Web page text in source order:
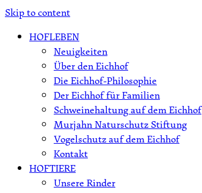
Skip to content
HOFLEBEN
Neuigkeiten
Über den Eichhof
Die Eichhof-Philosophie
Der Eichhof für Familien
Schweinehaltung auf dem Eichhof
Murjahn Naturschutz Stiftung
Vogelschutz auf dem Eichhof
Kontakt
HOFTIERE
Unsere Rinder